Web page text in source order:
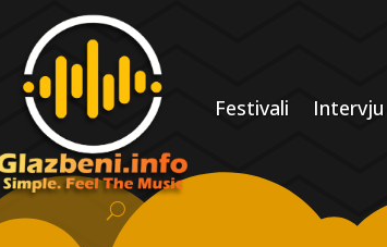
Festivali Intervju